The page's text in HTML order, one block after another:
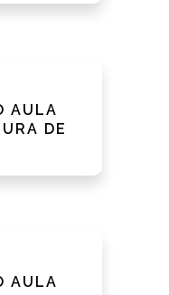
AULA
DE
AULA